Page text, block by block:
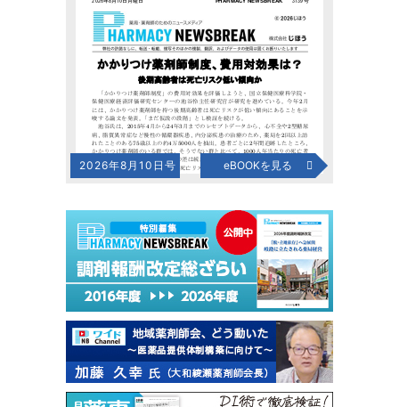
2026年8月10日号 eBOOKを見る